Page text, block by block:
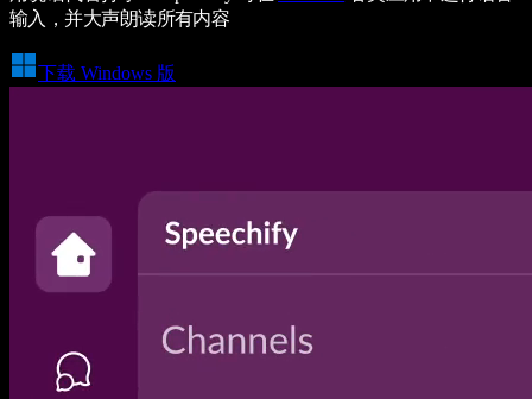
输入，并大声朗读所有内容
下载 Windows 版